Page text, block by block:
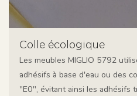
Colle écologique
Les meubles MIGLIO 5792
adhésifs à base d'eau ou des
"E0", évitant ainsi les adhésifs